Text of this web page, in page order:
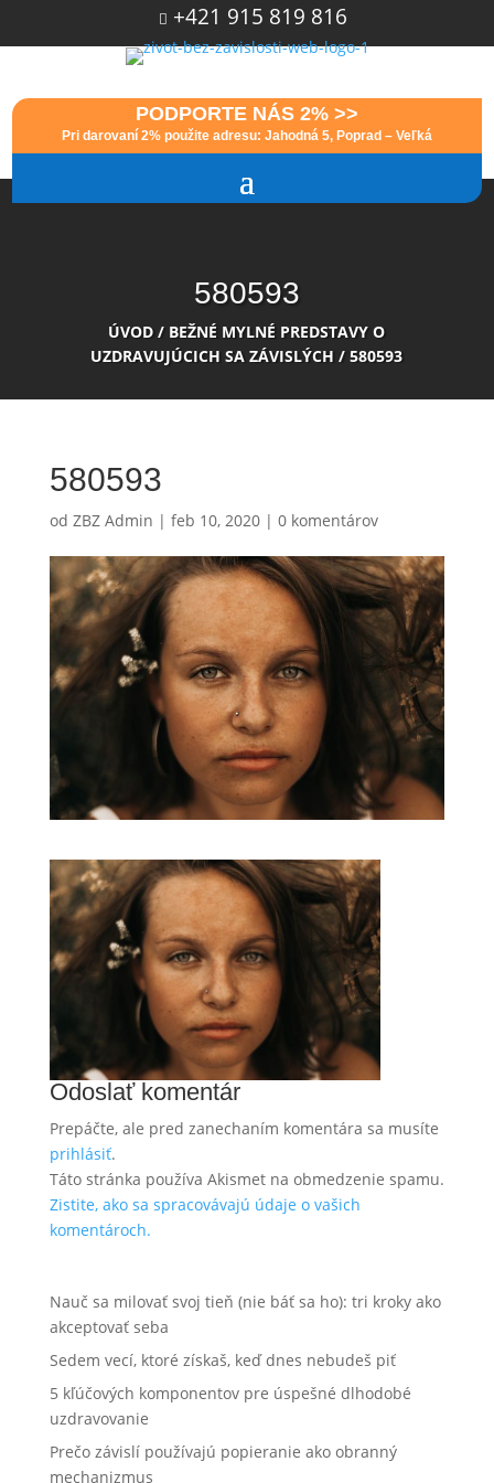
 +421 915 819 816
PODPORTE NÁS 2% >>
Pri darovaní 2% použite adresu: Jahodná 5, Poprad – Veľká
580593
ÚVOD / BEŽNÉ MYLNÉ PREDSTAVY O
UZDRAVUJÚCICH SA ZÁVISLÝCH /580593
580593
od ZBZ Admin | feb 10, 2020| 0 komentárov
Odoslať komentár
Prepáčte, ale pred zanechaním komentára sa musíte
prihlásiť.
Táto stránka používa Akismet na obmedzenie spamu.
Zistite, ako sa spracovávajú údaje o vašich
komentároch.
Nauč sa milovať svoj tieň (nie báť sa ho): tri kroky ako
akceptovať seba
Sedem vecí, ktoré získaš, keď dnes nebudeš piť
5 kľúčových komponentov pre úspešné dlhodobé
uzdravovanie
Prečo závislí používajú popieranie ako obranný
mechanizmus